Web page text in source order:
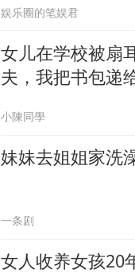
娱乐圈的笔娱君
女儿在学校被扇
夫，我把书包递
小陳同學
妹妹去姐姐家洗
一条剧
女人收养女孩20